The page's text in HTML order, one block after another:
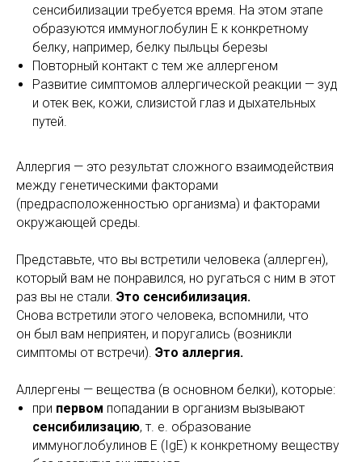
сенсибилизации требуется время. На этом этапе
образуются иммуноглобулин Е к конкретному
белку, например, белку пыльцы березы
Повторный контакт с тем же аллергеном
Развитие симптомов аллергической реакции — зуд
и отек век, кожи, слизистой глаз и дыхательных
путей.
Аллергия — это результат сложного взаимодействия
между генетическими факторами
(предрасположенностью организма) и факторами
окружающей среды.
Представьте, что вы встретили человека (аллерген),
который вам не понравился, но ругаться с ним в этот
раз вы не стали. Это сенсибилизация.
Снова встретили этого человека, вспомнили, что
он был вам неприятен, и поругались (возникли
симптомы от встречи). Это аллергия.
Аллергены — вещества (в основном белки), которые:
при первом попадании в организм вызывают
сенсибилизацию, т. е. образование
иммуноглобулинов Е (IgE) к конкретному веществу